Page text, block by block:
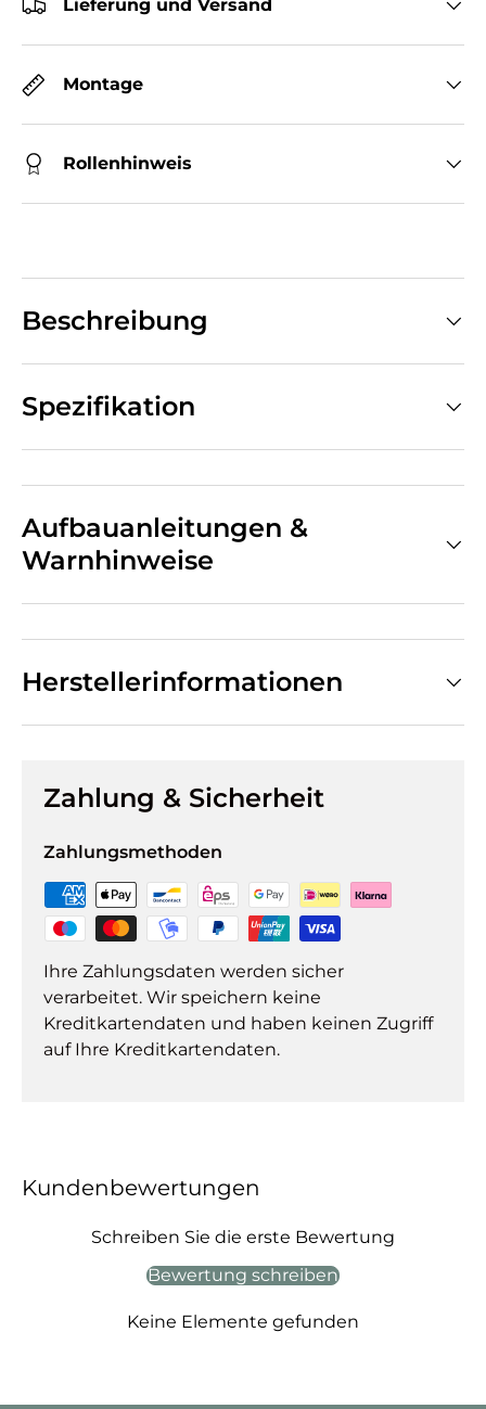
Lieferung und Versand
Montage
Rollenhinweis
Beschreibung
Spezifikation
Aufbauanleitungen &
Warnhinweise
Herstellerinformationen
Zahlung & Sicherheit
Zahlungsmethoden
Ihre Zahlungsdaten werden sicher
verarbeitet. Wir speichern keine
Kreditkartendaten und haben keinen Zugriff
auf Ihre Kreditkartendaten.
Kundenbewertungen
Schreiben Sie die erste Bewertung
Bewertung schreiben
Keine Elemente gefunden